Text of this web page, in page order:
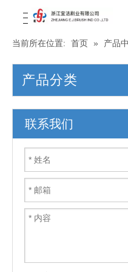
当前所在位置: 首页 » 产品
产品分类
联系我们